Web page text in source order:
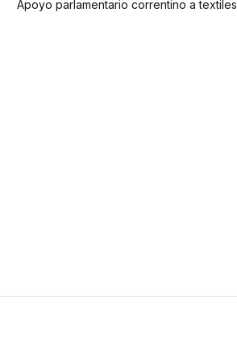
Apoyo parlamentario correntino a textiles